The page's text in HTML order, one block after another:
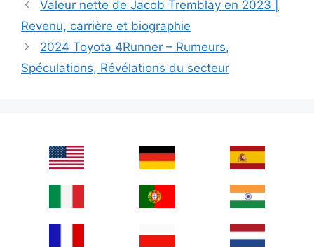
Valeur nette de Jacob Tremblay en 2023 |
Revenu, carrière et biographie
2024 Toyota 4Runner – Rumeurs,
Spéculations, Révélations du secteur